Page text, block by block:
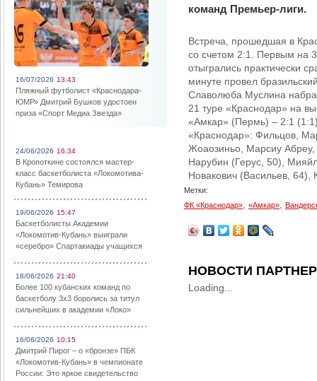
16/07/2026 13:43
Пляжный футболист «Краснодара-
ЮМР» Дмитрий Бушков удостоен
приза «Спорт Медиа Звезда»
24/06/2026 16:34
В Кропоткине состоялся мастер-
класс баскетболиста «Локомотива-
Кубань» Темирова
19/06/2026 15:47
Баскетболисты Академии
«Локомотив-Кубань» выиграли
«серебро» Спартакиады учащихся
18/06/2026 21:40
Более 100 кубанских команд по
баскетболу 3х3 боролись за титул
сильнейших в академии «Локо»
16/06/2026 10:15
Дмитрий Пирог – о «бронзе» ПБК
«Локомотив-Кубань» в чемпионате
России: Это яркое свидетельство
команд Премьер-лиги.
Встреча, прошедшая в
со счетом 2:1. Первым на
отыгрались практически
минуте провел
Славолюба Муслина
21 туре «Краснодар» на
«Амкар» (Пермь) – 2:1
«Краснодар»: Фильцов,
Жоаозиньо, Марсиу
Нарубин (Герус, 50),
Новакович (Васильев, 64),
Метки:
ФК «Краснодар»
«Амкар»
НОВОСТИ
Loading...